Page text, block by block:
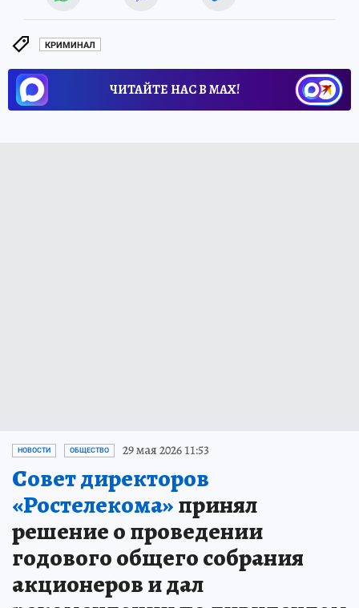
КРИМИНАЛ
ЧИТАЙТЕ НАС В МАХ!
НОВОСТИ ОБЩЕСТВО 29 мая 2026 11:53
Совет директоров
«Ростелекома»принял
решение о проведении
годового общего собрания
акционеров и дал